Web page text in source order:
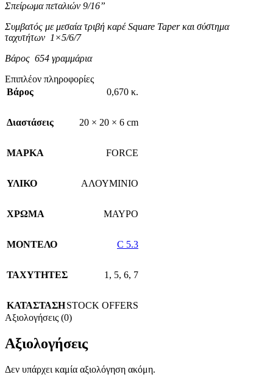
Σπείρωμα πεταλιών 9/16”
Συμβατός με μεσαία τριβή καρέ Square Taper και σύστημα
ταχυτήτων 1×5/6/7
Βάρος 654 γραμμάρια
Επιπλέον πληροφορίες
Βάρος
0,670 κ.
Διαστάσεις 20 × 20 × 6 cm
ΜΑΡΚΑ FORCE
ΥΛΙΚΟ ΑΛΟΥΜΙΝΙΟ
ΧΡΩΜΑ ΜΑΥΡΟ
ΜΟΝΤΕΛΟ C 5.3
ΤΑΧΥΤΗΤΕΣ 1 , 5, 6, 7
ΚΑΤΑΣΤΑΣΗSTOCK OFFERS
Αξιολογήσεις (0)
Αξιολογήσεις
Δεν υπάρχει καμία αξιολόγηση ακόμη.